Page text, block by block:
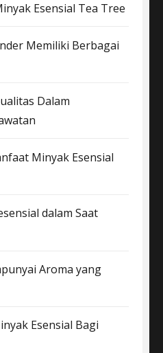
Esensial Tea Tree
Memiliki Berbagai
Dalam
Minyak Esensial
dalam Saat
Aroma yang
Esensial Bagi